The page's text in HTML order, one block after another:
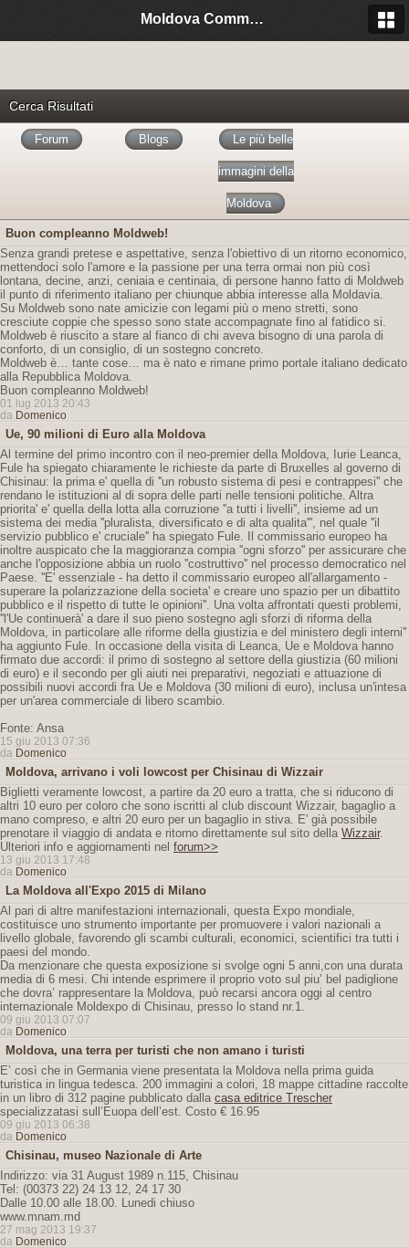
Moldova Community Italia
Cerca Risultati
Forum Blogs Le più belle
immagini della
Moldova
Buon compleanno Moldweb!
Senza grandi pretese e aspettative, senza l'obiettivo di un ritorno economico,
mettendoci solo l'amore e la passione per una terra ormai non più così
lontana, decine, anzi, ceniaia e centinaia, di persone hanno fatto di Moldweb
il punto di riferimento italiano per chiunque abbia interesse alla Moldavia.
Su Moldweb sono nate amicizie con legami più o meno stretti, sono
cresciute coppie che spesso sono state accompagnate fino al fatidico si.
Moldweb è riuscito a stare al fianco di chi aveva bisogno di una parola di
conforto, di un consiglio, di un sostegno concreto.
Moldweb è… tante cose… ma è nato e rimane primo portale italiano dedicato
alla Repubblica Moldova.
Buon compleanno Moldweb!
01 lug 2013 20:43
da Domenico
Ue, 90 milioni di Euro alla Moldova
Al termine del primo incontro con il neo-premier della Moldova, Iurie Leanca,
Fule ha spiegato chiaramente le richieste da parte di Bruxelles al governo di
Chisinau: la prima e' quella di ''un robusto sistema di pesi e contrappesi'' che
rendano le istituzioni al di sopra delle parti nelle tensioni politiche. Altra
priorita' e' quella della lotta alla corruzione ''a tutti i livelli'', insieme ad un
sistema dei media ''pluralista, diversificato e di alta qualita''', nel quale ''il
servizio pubblico e' cruciale'' ha spiegato Fule. Il commissario europeo ha
inoltre auspicato che la maggioranza compia ''ogni sforzo'' per assicurare che
anche l'opposizione abbia un ruolo ''costruttivo'' nel processo democratico nel
Paese. ''E' essenziale - ha detto il commissario europeo all'allargamento -
superare la polarizzazione della societa' e creare uno spazio per un dibattito
pubblico e il rispetto di tutte le opinioni''. Una volta affrontati questi problemi,
''l'Ue continuerà' a dare il suo pieno sostegno agli sforzi di riforma della
Moldova, in particolare alle riforme della giustizia e del ministero degli interni''
ha aggiunto Fule. In occasione della visita di Leanca, Ue e Moldova hanno
firmato due accordi: il primo di sostegno al settore della giustizia (60 milioni
di euro) e il secondo per gli aiuti nei preparativi, negoziati e attuazione di
possibili nuovi accordi fra Ue e Moldova (30 milioni di euro), inclusa un'intesa
per un'area commerciale di libero scambio.
Fonte: Ansa
15 giu 2013 07:36
da Domenico
Moldova, arrivano i voli lowcost per Chisinau di Wizzair
Biglietti veramente lowcost, a partire da 20 euro a tratta, che si riducono di
altri 10 euro per coloro che sono iscritti al club discount Wizzair, bagaglio a
mano compreso, e altri 20 euro per un bagaglio in stiva. E' già possibile
prenotare il viaggio di andata e ritorno direttamente sul sito della Wizzair.
Ulteriori info e aggiornamenti nel forum>>
13 giu 2013 17:48
da Domenico
La Moldova all'Expo 2015 di Milano
Al pari di altre manifestazioni internazionali, questa Expo mondiale,
costituisce uno strumento importante per promuovere i valori nazionali a
livello globale, favorendo gli scambi culturali, economici, scientifici tra tutti i
paesi del mondo.
Da menzionare che questa exposizione si svolge ogni 5 anni,con una durata
media di 6 mesi. Chi intende esprimere il proprio voto sul piu’ bel padiglione
che dovra’ rappresentare la Moldova, può recarsi ancora oggi al centro
internazionale Moldexpo di Chisinau, presso lo stand nr.1.
09 giu 2013 07:07
da Domenico
Moldova, una terra per turisti che non amano i turisti
E’ così che in Germania viene presentata la Moldova nella prima guida
turistica in lingua tedesca. 200 immagini a colori, 18 mappe cittadine raccolte
in un libro di 312 pagine pubblicato dalla casa editrice Trescher
specializzatasi sull’Euopa dell’est. Costo € 16.95
09 giu 2013 06:38
da Domenico
Chisinau, museo Nazionale di Arte
Indirizzo: via 31 August 1989 n.115, Chisinau
Tel: (00373 22) 24 13 12, 24 17 30
Dalle 10.00 alle 18.00. Lunedi chiuso
www.mnam.md
27 mag 2013 19:37
da Domenico